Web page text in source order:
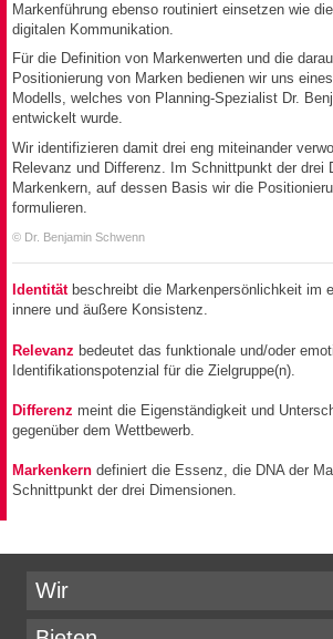
Markenführung ebenso routiniert einsetzen wie
digitalen Kommunikation.
Für die Definition von Markenwerten und die
Positionierung von Marken bedienen wir uns
Modells, welches von Planning-Spezialist Dr.
entwickelt wurde.
Wir identifizieren damit drei eng miteinander
Relevanz und Differenz. Im Schnittpunkt der drei
Markenkern, auf dessen Basis wir die
formulieren.
© Dr. Benjamin Schwenn
Identitätbeschreibt die Markenpersönlichkeit im
innere und äußere Konsistenz.
Relevanz bedeutet das funktionale und/oder
Identifikationspotenzial für die Zielgruppe(n).
Differenz meint die Eigenständigkeit und
gegenüber dem Wettbewerb.
Markenkern definiert die Essenz, die DNA der
Schnittpunkt der drei Dimensionen.
Wir